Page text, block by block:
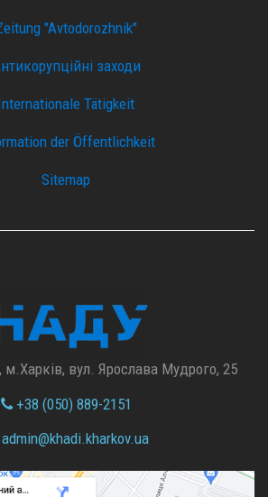
"Avtodorozhnik"
заходи
Tätigkeit
der Öffentlichkeit
Sitemap
м.Харків, вул. Ярослава Мудрого, 25
+38 (050) 889-2151
admin@khadi.kharkov.ua